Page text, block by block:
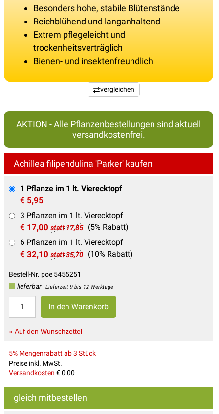
Besonders hohe, stabile Blütenstände
Reichblühend und langanhaltend
Extrem pflegeleicht und
trockenheitsverträglich
Bienen- und insektenfreundlich
vergleichen
AKTION - Alle Pflanzenbestellungen sind aktuell
versandkostenfrei.
Achillea filipendulina 'Parker' kaufen
1 Pflanze im 1 lt. Vierecktopf
€ 5,95
3 Pflanzen im 1 lt. Vierecktopf
€ 17,00 statt 17,85
(5% Rabatt)
6 Pflanzen im 1 lt. Vierecktopf
€ 32,10 statt 35,70 (10% Rabatt)
Bestell-Nr. poe 5455251
lieferbar
Lieferzeit 9 bis 12 Werktage
» Auf den Wunschzettel
5% Mengenrabatt ab 3 Stück
Preise inkl. MwSt.
Versandkosten € 0,00
gleich mitbestellen